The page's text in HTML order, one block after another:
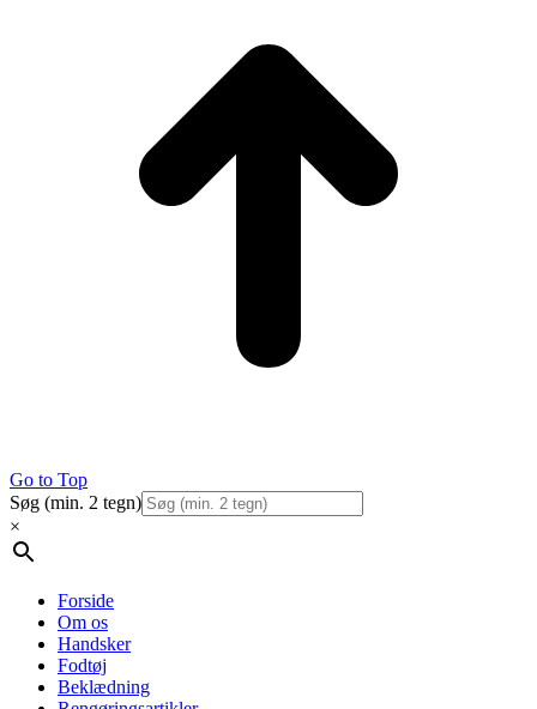
Go to Top
Søg (min. 2 tegn)
×
Forside
Om os
Handsker
Fodtøj
Beklædning